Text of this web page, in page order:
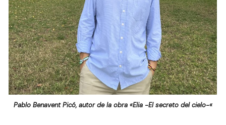
Pablo Benavent Picó, autor de la obra «Elia -El secreto del cielo-«